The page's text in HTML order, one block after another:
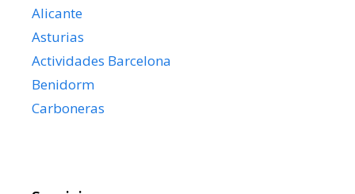
Alicante
Asturias
Actividades Barcelona
Benidorm
Carboneras